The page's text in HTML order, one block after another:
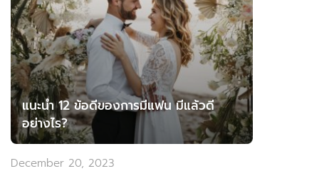
แนะนำ 12 ข้อดีของการมีแฟน มีแล้วดี
อย่างไร?
December 20, 2023